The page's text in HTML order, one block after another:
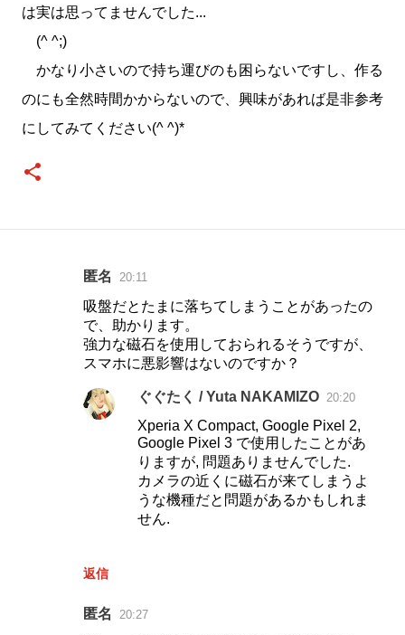
は実は思ってませんでした...
(^ ^;)
かなり小さいので持ち運びのも困らないですし、作る
のにも全然時間かからないので、興味があれば是非参考
にしてみてください(^ ^)*
匿名 20:11
吸盤だとたまに落ちてしまうことがあったの
で、助かります。
強力な磁石を使用しておられるそうですが、
スマホに悪影響はないのですか？
返信
ぐぐたく / Yuta NAKAMIZO 20:20
Xperia X Compact, Google Pixel 2,
Google Pixel 3 で使用したことがあ
りますが, 問題ありませんでした.
カメラの近くに磁石が来てしまうよ
うな機種だと問題があるかもしれま
せん.
匿名 20:27